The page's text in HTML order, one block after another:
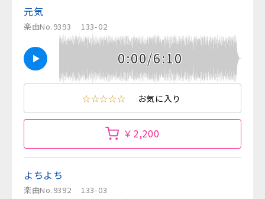
元気
楽曲No.9393 133-02
0:00/6:10
☆☆☆☆☆ お気に入り
￥2,200
よちよち
楽曲No.9392 133-03